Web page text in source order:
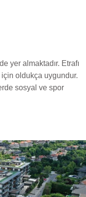
yer almaktadır. Etrafı
oldukça uygundur.
sosyal ve spor